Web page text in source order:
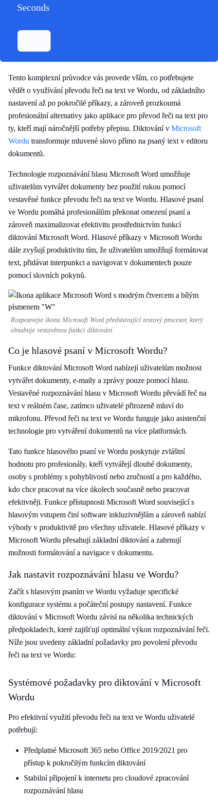
Seconds
Tento komplexní průvodce vás provede vším, co potřebujete
vědět o využívání převodu řeči na text ve Wordu, od základního
nastavení až po pokročilé příkazy, a zároveň prozkoumá
profesionální alternativy jako aplikace pro převod řeči na text pro
ty, kteří mají náročnější potřeby přepisu. Diktování v Microsoft
Wordu transformuje mluvené slovo přímo na psaný text v editoru
dokumentů.
Technologie rozpoznávání hlasu Microsoft Word umožňuje
uživatelům vytvářet dokumenty bez použití rukou pomocí
vestavěné funkce převodu řeči na text ve Wordu. Hlasové psaní
ve Wordu pomáhá profesionálům překonat omezení psaní a
zároveň maximalizovat efektivitu prostřednictvím funkcí
diktování Microsoft Word. Hlasové příkazy v Microsoft Wordu
dále zvyšují produktivitu tím, že uživatelům umožňují formátovat
text, přidávat interpunkci a navigovat v dokumentech pouze
pomocí slovních pokynů.
Rozpoznejte ikonu Microsoft Word představující textový procesor, který
obsahuje vestavěnou funkci diktování.
Co je hlasové psaní v Microsoft Wordu?
Funkce diktování Microsoft Word nabízejí uživatelům možnost
vytvářet dokumenty, e-maily a zprávy pouze pomocí hlasu.
Vestavěné rozpoznávání hlasu v Microsoft Wordu převádí řeč na
text v reálném čase, zatímco uživatelé přirozeně mluví do
mikrofonu. Převod řeči na text ve Wordu funguje jako asistenční
technologie pro vytváření dokumentů na více platformách.
Tato funkce hlasového psaní ve Wordu poskytuje zvláštní
hodnotu pro profesionály, kteří vytvářejí dlouhé dokumenty,
osoby s problémy s pohyblivostí nebo zručností a pro každého,
kdo chce pracovat na více úkolech současně nebo pracovat
efektivněji. Funkce přístupnosti Microsoft Word související s
hlasovým vstupem činí software inkluzivnějším a zároveň nabízí
výhody v produktivitě pro všechny uživatele. Hlasové příkazy v
Microsoft Wordu přesahují základní diktování a zahrnují
možnosti formátování a navigace v dokumentu.
Jak nastavit rozpoznávání hlasu ve Wordu?
Začít s hlasovým psaním ve Wordu vyžaduje specifické
konfigurace systému a počáteční postupy nastavení. Funkce
diktování v Microsoft Wordu závisí na několika technických
předpokladech, které zajišťují optimální výkon rozpoznávání řeči.
Níže jsou uvedeny základní požadavky pro povolení převodu
řeči na text ve Wordu:
Systémové požadavky pro diktování v Microsoft
Wordu
Pro efektivní využití převodu řeči na text ve Wordu uživatelé
potřebují:
Předplatné Microsoft 365 nebo Office 2019/2021 pro
přístup k pokročilým funkcím diktování
Stabilní připojení k internetu pro cloudové zpracování
rozpoznávání hlasu